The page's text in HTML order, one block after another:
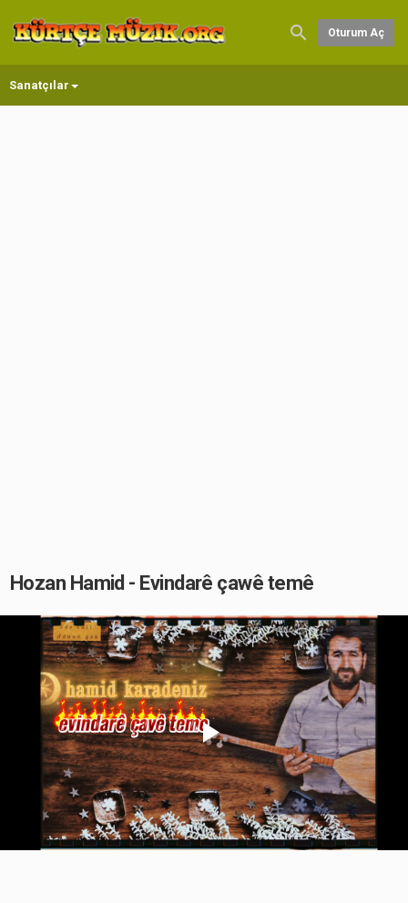
Oturum Aç
Sanatçılar
Hozan Hamid - Evindarê çawê temê
Play
Video